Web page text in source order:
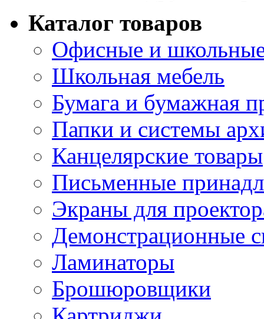
Каталог товаров
Офисные и
Школьная мебель
Бумага и бумажная
Папки и системы
Канцелярские товары
Письменные
Экраны для
Демонстрационные
Ламинаторы
Брошюровщики